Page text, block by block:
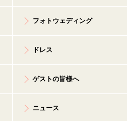
フォトウェディング
ドレス
ゲストの皆様へ
ニュース